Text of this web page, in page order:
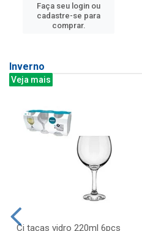
Faça seu login ou
cadastre-se para
comprar.
Inverno
Veja mais
Cj tacas vidro 220ml 6pcs